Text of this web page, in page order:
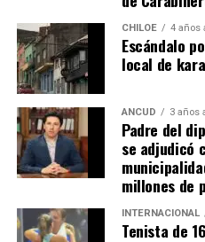
sociales, el pedido de donar
resuena desde todo Chiloé,
parte de Camila Gómez,
que, a diferencia del
los caminos conducen a… La
espera ese gesto por parte
Tomás, los pasos siguen
en pos de que cada
que una llegada a Santiago,
Actualmente, Gómez se
CHILOE 4 años
Escándalo
local de
ANCUD 3 años
Padre del
se adjudicó
millones de
INTERNACIONAL
Tenista de